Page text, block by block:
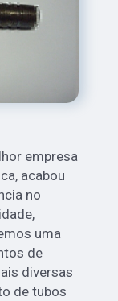
empresa
acabou
no
uma
de
diversas
de tubos